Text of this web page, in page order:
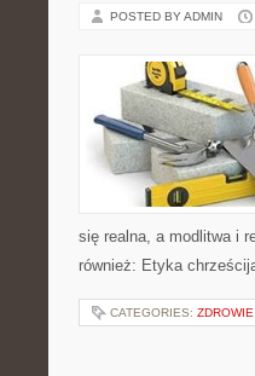
POSTED BY ADMIN
się realna, a modlitwa i
również: Etyka
CATEGORIES: